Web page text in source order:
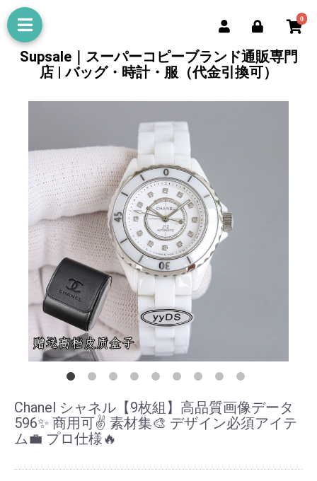
0
Supsale｜スーパーコピーブランド通販専門
店 | バッグ・時計・服（代金引換可）
Chanel シャネル【9枚組】高品質画像データ
596✨ 商用可✌️ 素材集🎨 デザイン必須アイテ
ム💼 プロ仕様🔥